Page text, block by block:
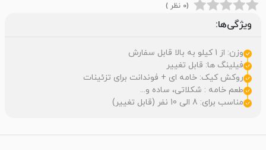
(0 نظر )
ویژگی‌ها:
وزن: از 1 کیلو به بالا قابل سفارش
فیلینگ ها: قابل تغییر
روکش کیک: خامه ای + فوندانت برای تزئینات
طعم خامه : شکلاتی، ساده و...
مناسب برای: 8 الی 10 نفر (قابل تغییر)